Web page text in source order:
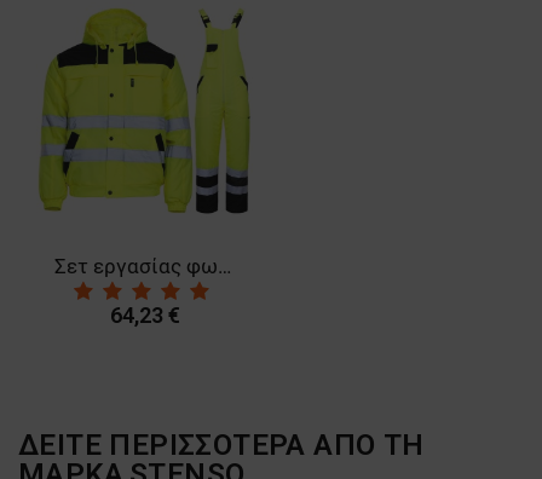
Σετ εργασίας φωσφοριζέ COLLINS HV YELLOW WINTER
64,23 €
ΔΕΙΤΕ ΠΕΡΙΣΣΟΤΕΡΑ ΑΠΟ ΤΗ